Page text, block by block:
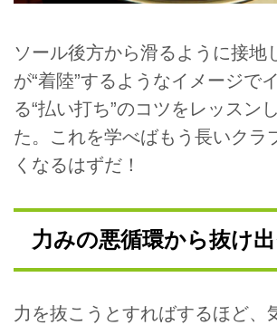
ソール後方から滑るように接地
が“着陸”するようなイメージで
る“払い打ち”のコツをレッスン
た。これを学べばもう長いクラ
くなるはずだ！
力みの悪循環から抜け出
力を抜こうとすればするほど、